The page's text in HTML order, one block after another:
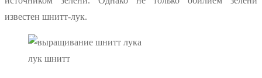
известен шнитт-лук.
лук шнитт